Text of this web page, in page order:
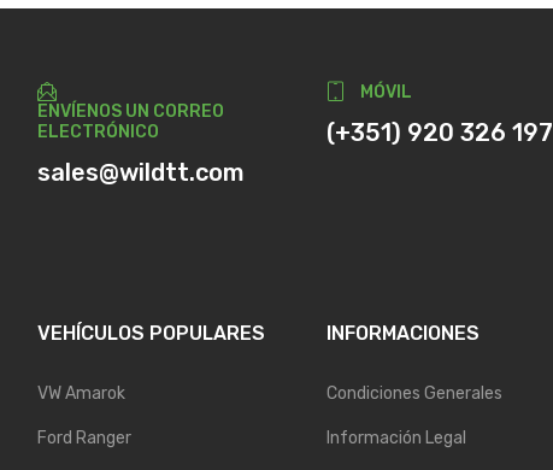
ENVÍENOS UN CORREO
ELECTRÓNICO
sales@wildtt.com
MÓVIL
(+351) 920 326 197
VEHÍCULOS POPULARES
VW Amarok
Ford Ranger
INFORMACIONES
Condiciones Generales
Información Legal